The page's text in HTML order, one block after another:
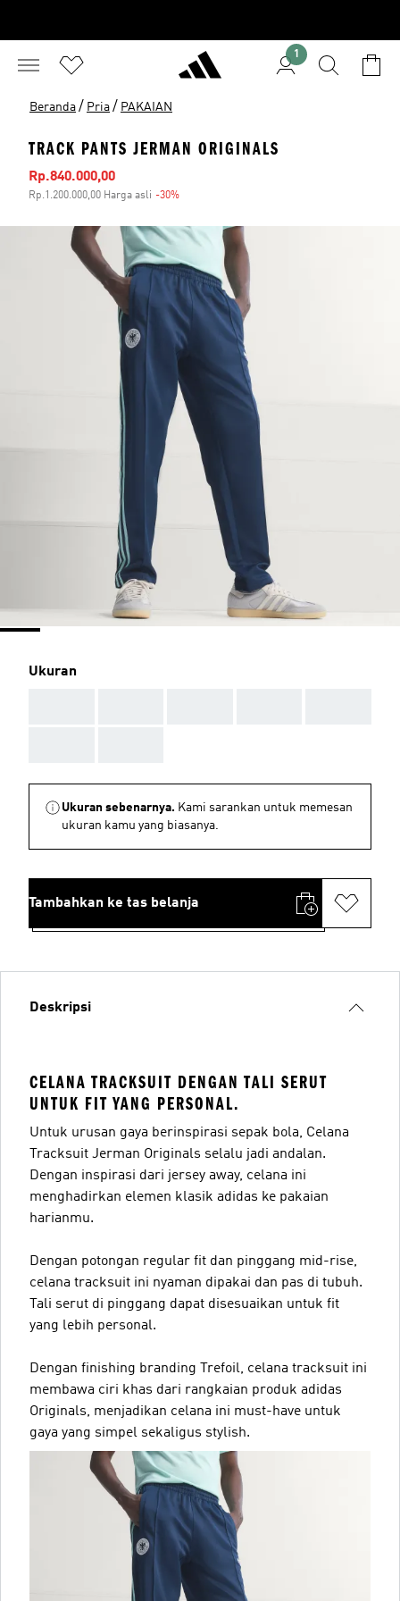
1
Beranda / Pria / PAKAIAN
TRACK PANTS JERMAN ORIGINALS
Harga penjualan
Rp.840.000,00
Rp.1.200.000,00 Harga asli -30%
Ukuran
Ukuran sebenarnya. Kami sarankan untuk memesan
ukuran kamu yang biasanya.
Tambahkan ke tas belanja
Deskripsi
CELANA TRACKSUIT DENGAN TALI SERUT
UNTUK FIT YANG PERSONAL.
Untuk urusan gaya berinspirasi sepak bola, Celana
Tracksuit Jerman Originals selalu jadi andalan.
Dengan inspirasi dari jersey away, celana ini
menghadirkan elemen klasik adidas ke pakaian
harianmu.
Dengan potongan regular fit dan pinggang mid-rise,
celana tracksuit ini nyaman dipakai dan pas di tubuh.
Tali serut di pinggang dapat disesuaikan untuk fit
yang lebih personal.
Dengan finishing branding Trefoil, celana tracksuit ini
membawa ciri khas dari rangkaian produk adidas
Originals, menjadikan celana ini must-have untuk
gaya yang simpel sekaligus stylish.